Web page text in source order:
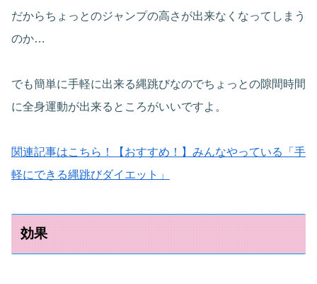
だからちょっとのジャンプの高さが出来なくなってしまう
のか…
でも簡単に手軽に出来る縄跳びなのでちょっとの隙間時間
に全身運動が出来るところがいいですよ。
関連記事はこちら！【おすすめ！】みんなやっている「手
軽にできる縄跳びダイエット」
効果